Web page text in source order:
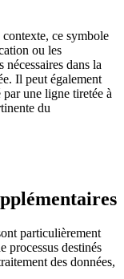
contexte, ce symbole
ou les
nécessaires dans la
Il peut également
par une ligne tiretée à
du
particulièrement
processus destinés
des données,